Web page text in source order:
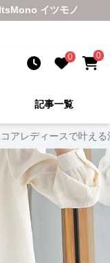
イツモノ
0 0
記事一覧
アレディースで叶え